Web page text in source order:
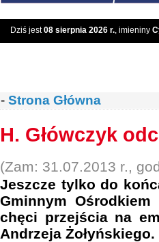
Dziś jest08 sierpnia 2026 r., imieniny
- Strona Główna
H. Główczyk
(Zam: 31.07.2013 r.,
Jeszcze tylko do
Gminnym
chęci przejścia na
Andrzeja Żołyńskiego.